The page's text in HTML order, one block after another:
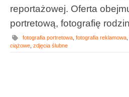
reportażowej. Oferta
portretową, fotografię
fotografia portretowa fotografia reklamowa
ciążowe zdjęcia ślubne